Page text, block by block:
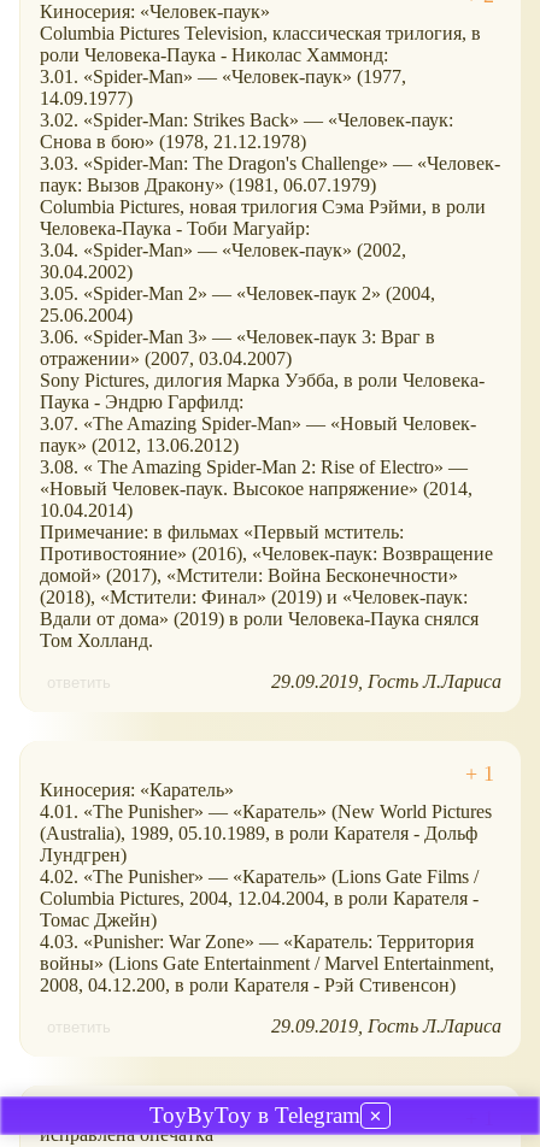
Киносерия: «Человек-паук»
Columbia Pictures Television, классическая трилогия, в
роли Человека-Паука - Николас Хаммонд:
3.01. «Spider-Man» — «Человек-паук» (1977,
14.09.1977)
3.02. «Spider-Man: Strikes Back» — «Человек-паук:
Снова в бою» (1978, 21.12.1978)
3.03. «Spider-Man: The Dragon's Challenge» — «Человек-
паук: Вызов Дракону» (1981, 06.07.1979)
Columbia Pictures, новая трилогия Сэма Рэйми, в роли
Человека-Паука - Тоби Магуайр:
3.04. «Spider-Man» — «Человек-паук» (2002,
30.04.2002)
3.05. «Spider-Man 2» — «Человек-паук 2» (2004,
25.06.2004)
3.06. «Spider-Man 3» — «Человек-паук 3: Враг в
отражении» (2007, 03.04.2007)
Sony Pictures, дилогия Марка Уэбба, в роли Человека-
Паука - Эндрю Гарфилд:
3.07. «The Amazing Spider-Man» — «Новый Человек-
паук» (2012, 13.06.2012)
3.08. « The Amazing Spider-Man 2: Rise of Electro» —
«Новый Человек-паук. Высокое напряжение» (2014,
10.04.2014)
Примечание: в фильмах «Первый мститель:
Противостояние» (2016), «Человек-паук: Возвращение
домой» (2017), «Мстители: Война Бесконечности»
(2018), «Мстители: Финал» (2019) и «Человек-паук:
Вдали от дома» (2019) в роли Человека-Паука снялся
Том Холланд.
ответить 29.09.2019 Гость Л.Лариса
Киносерия: «Каратель»
4.01. «The Punisher» — «Каратель» (New World Pictures
(Australia), 1989, 05.10.1989, в роли Карателя - Дольф
Лундгрен)
4.02. «The Punisher» — «Каратель» (Lions Gate Films /
Columbia Pictures, 2004, 12.04.2004, в роли Карателя -
Томас Джейн)
4.03. «Punisher: War Zone» — «Каратель: Территория
войны» (Lions Gate Entertainment / Marvel Entertainment,
2008, 04.12.200, в роли Карателя - Рэй Стивенсон)
ответить 29.09.2019 Гость Л.Лариса
исправлена опечатка
ToyByToy в Telegram ✕